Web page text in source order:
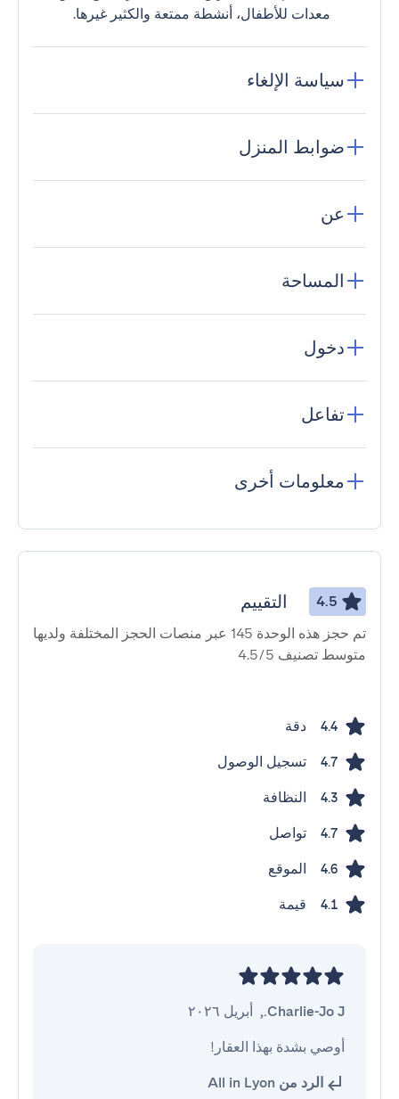
معدات للأطفال، أنشطة ممتعة والكثير غيرها.
سياسة الإلغاء
ضوابط المنزل
عن
المساحة
دخول
تفاعل
معلومات أخرى
4.5 التقييم
تم حجز هذه الوحدة 145 عبر منصات الحجز المختلفة ولديها
متوسط ​​تصنيف 4.5/5
4.4 دقة
4.7 تسجيل الوصول
4.3 النظافة
4.7 تواصل
4.6 الموقع
4.1 قيمة
Charlie-Jo J.
, أبريل ٢٠٢٦
أوصي بشدة بهذا العقار!
الرد من All in Lyon